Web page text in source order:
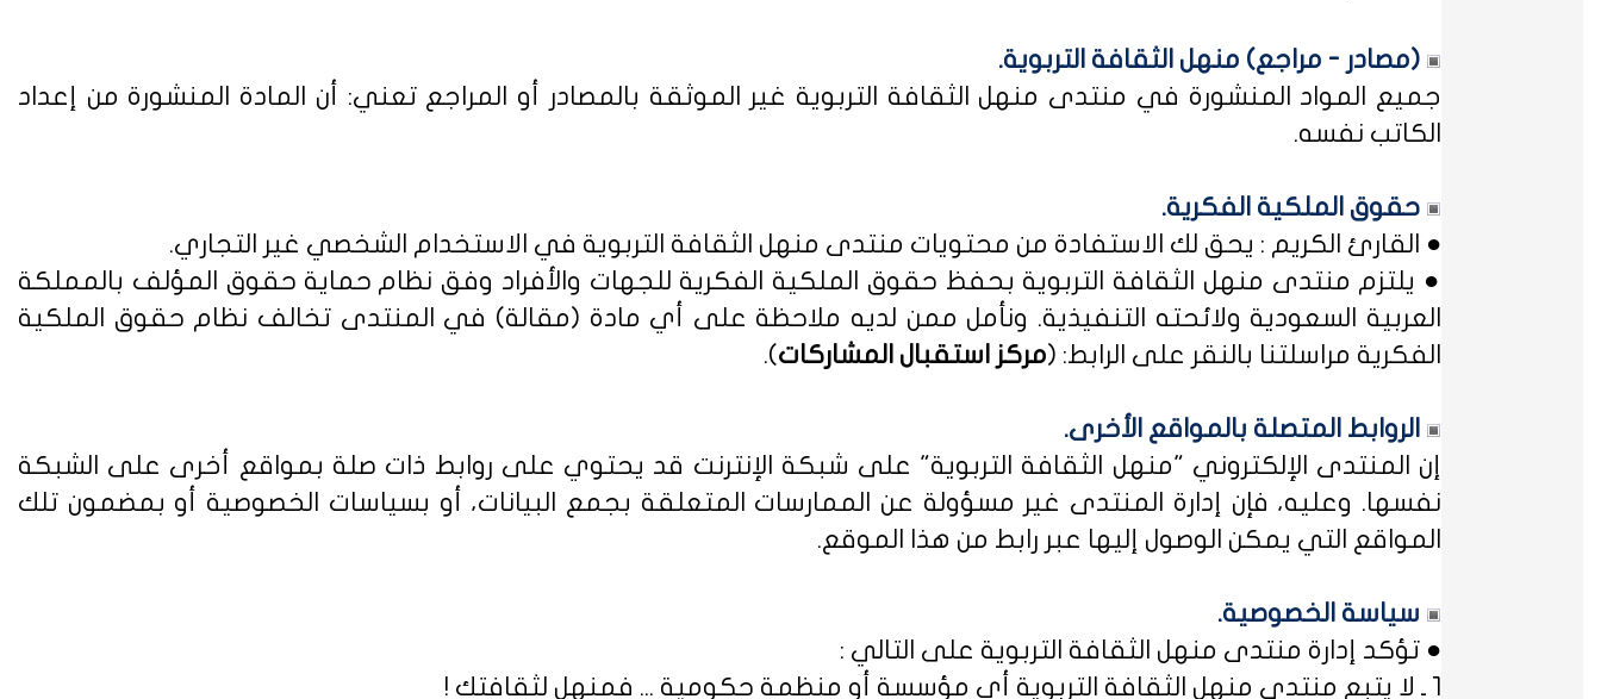
(مصادر - مراجع) منهل الثقافة التربوية.
جميع المواد المنشورة في منتدى منهل الثقافة التربوية غير الموثقة بالمصادر أو المراجع تعني: أن المادة المنشورة من إعداد
الكاتب نفسه.
حقوق الملكية الفكرية.
● القارئ الكريم : يحق لك الاستفادة من محتويات منتدى منهل الثقافة التربوية في الاستخدام الشخصي غير التجاري.
● يلتزم منتدى منهل الثقافة التربوية بحفظ حقوق الملكية الفكرية للجهات والأفراد وفق نظام حماية حقوق المؤلف بالمملكة
العربية السعودية ولائحته التنفيذية. ونأمل ممن لديه ملاحظة على أي مادة (مقالة) في المنتدى تخالف نظام حقوق الملكية
الفكرية مراسلتنا بالنقر على الرابط: (مركز استقبال المشاركات).
الروابط المتصلة بالمواقع الأخرى.
إن المنتدى الإلكتروني "منهل الثقافة التربوية" على شبكة الإنترنت قد يحتوي على روابط ذات صلة بمواقع أخرى على الشبكة
نفسها. وعليه، فإن إدارة المنتدى غير مسؤولة عن الممارسات المتعلقة بجمع البيانات، أو بسياسات الخصوصية أو بمضمون تلك
المواقع التي يمكن الوصول إليها عبر رابط من هذا الموقع.
سياسة الخصوصية.
● تؤكد إدارة منتدى منهل الثقافة التربوية على التالي :
1 ـ لا يتبع منتدى منهل الثقافة التربوية أي مؤسسة أو منظمة حكومية ... فمنهل لثقافتك !